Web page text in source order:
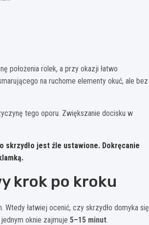
położenia rolek, a przy okazji łatwo
na ruchome elementy okuć, ale bez
tego oporu. Zwiększanie docisku w
skrzydło jest źle ustawione. Dokręcanie
krok po kroku
łatwiej ocenić, czy skrzydło domyka się
oknie zajmuje 5–15 minut.